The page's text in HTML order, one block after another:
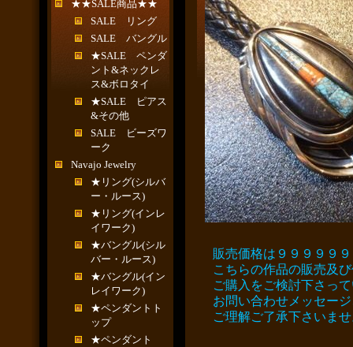
★★SALE商品★★
SALE リング
SALE バングル
★SALE ペンダ
ント&ネックレ
ス&ボロタイ
★SALE ピアス
&その他
SALE ビーズワ
ーク
Navajo Jewelry
★リング(シルバ
ー・ルース)
★リング(インレ
イワーク)
★バングル(シル
バー・ルース)
★バングル(イン
レイワーク)
★ペンダントト
ップ
★ペンダント
販売価格は９９９９９
こちらの作品の販売及
ご購入をご検討下さっ
お問い合わせメッセー
ご理解ご了承下さいま